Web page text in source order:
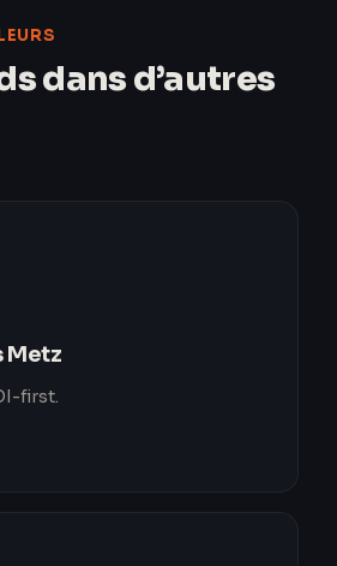
dans d’autres
Metz
first.